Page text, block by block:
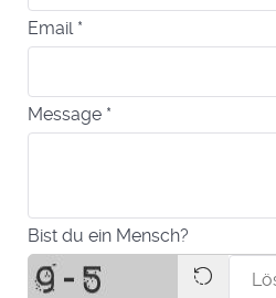
Email *
Message *
Bist du ein Mensch?